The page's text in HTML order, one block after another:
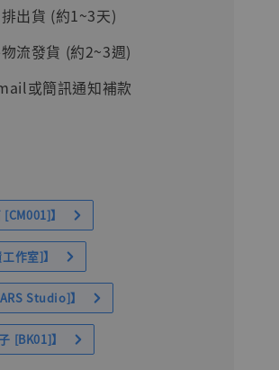
出貨 (約1~3天)
流發貨 (約2~3週)
或簡訊通知補款
】
作室]】
Studio]】
[BK01]】